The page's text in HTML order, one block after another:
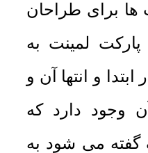
ها برای طراحان
لمینت به
و انتها آن و
وجود دارد که
گفته می شود به